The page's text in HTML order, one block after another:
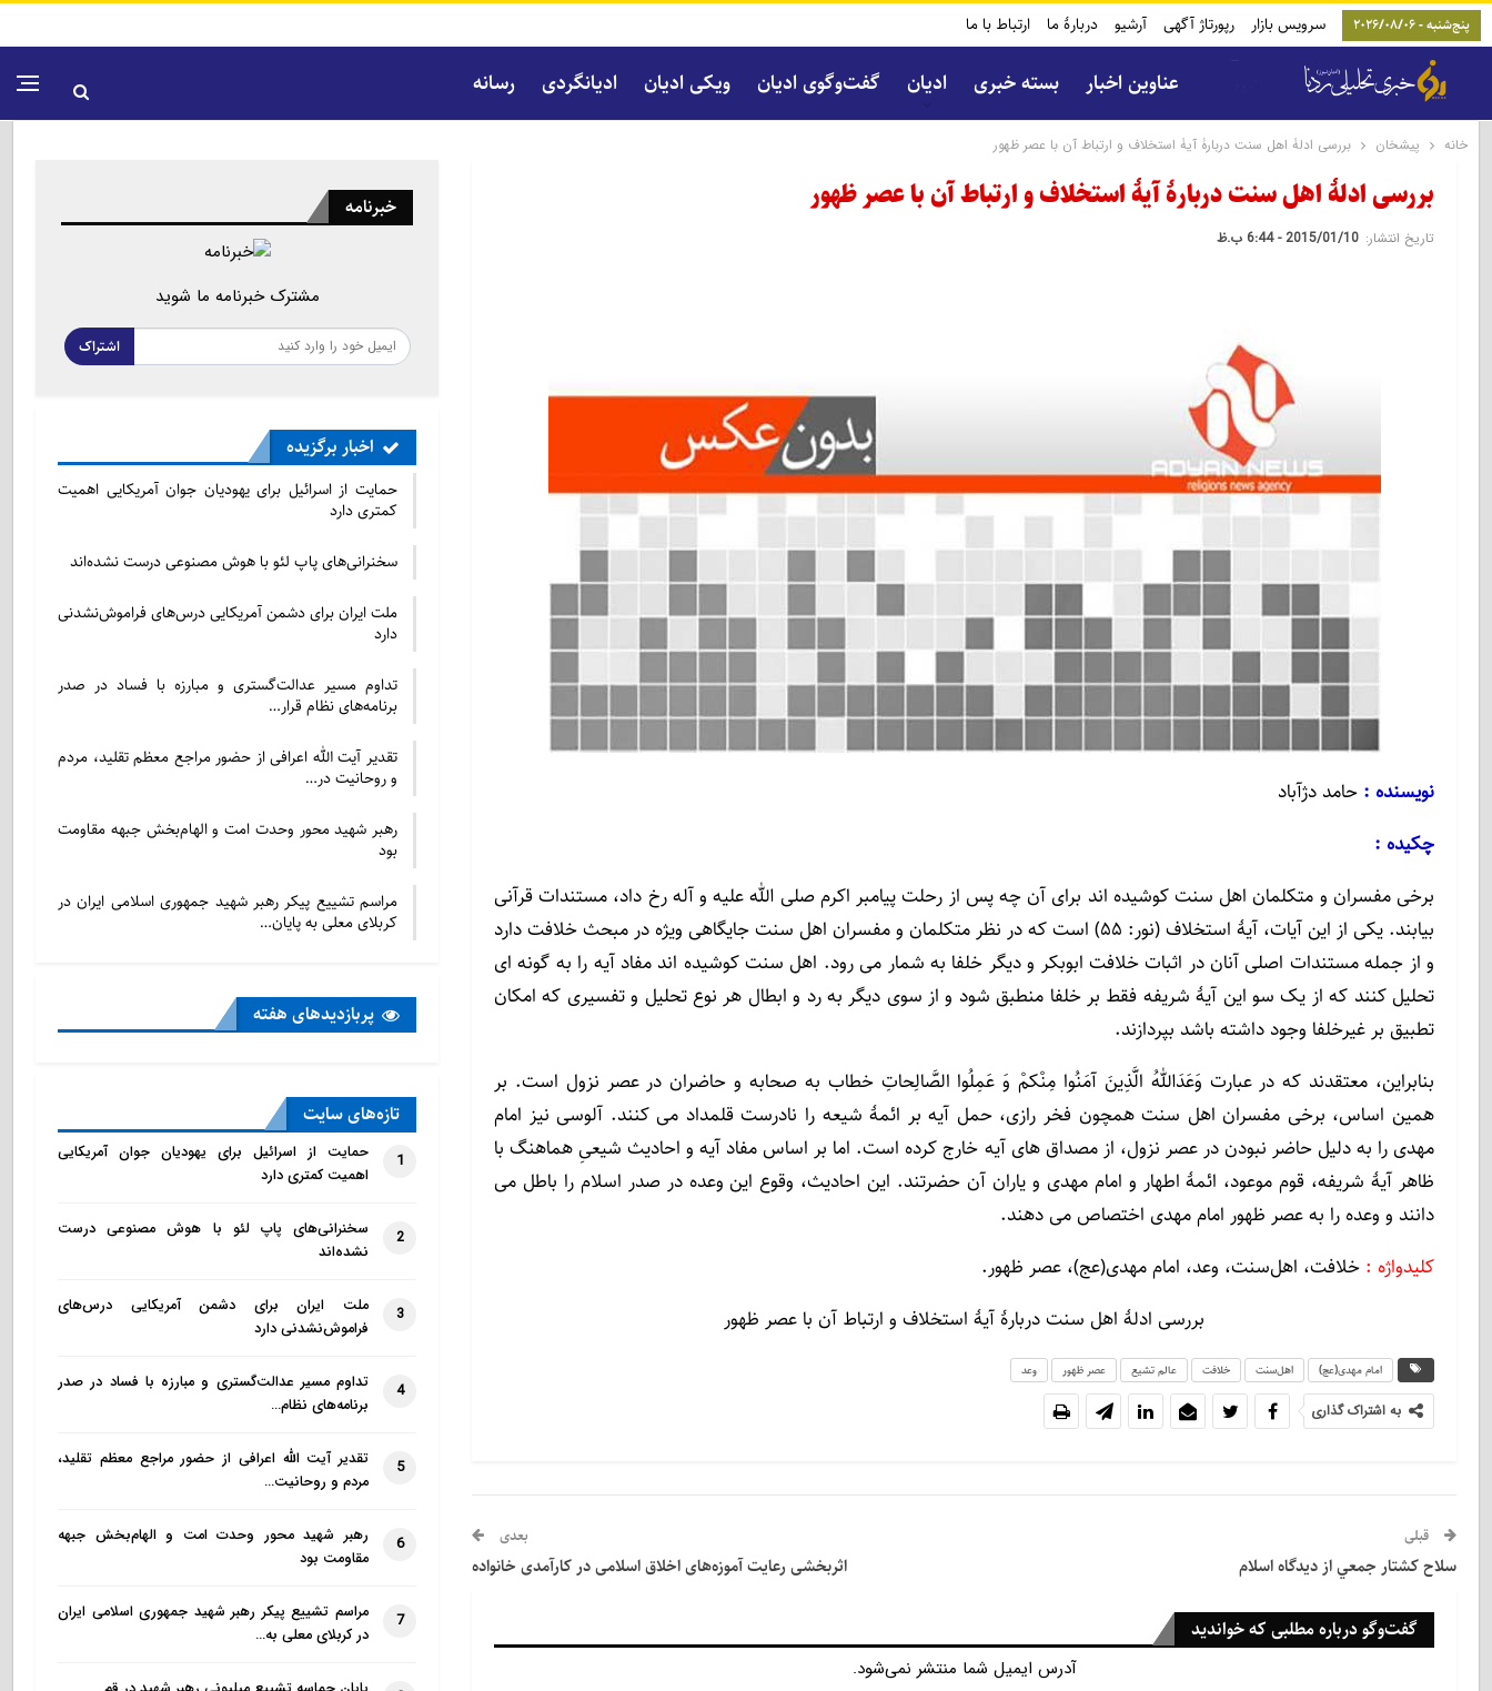
پنج‌شنبه - 2026/08/06 سرویس بازار رپورتاژ آگهی آرشیو دربارۀ ما ارتباط با ما
عناوین اخبار بسته خبری ادیان گفت‌و‌گوی ادیان ویکی ادیان ادیانگردی رسانه
خانه پیشخان بررسی ادلۀ اهل سنت دربارۀ آیۀ استخلاف و ارتباط آن با عصر ظهور
بررسی ادلۀ اهل سنت دربارۀ آیۀ استخلاف و ارتباط آن با عصر ظهور
تاریخ انتشار: 2015/01/10 - 6:44 ب.ظ
نویسنده : حامد دژآباد
چکیده :
برخی مفسران و متکلمان اهل سنت کوشیده اند برای آن چه پس از رحلت پیامبر اکرم صلی الله علیه و آله رخ داد، مستندات قرآنی
بیابند. یکی از این آیات، آیۀ استخلاف (نور: 55) است که در نظر متکلمان و مفسران اهل سنت جایگاهی ویژه در مبحث خلافت دارد
و از جمله مستندات اصلی آنان در اثبات خلافت ابوبکر و دیگر خلفا به شمار می رود. اهل سنت کوشیده اند مفاد آیه را به گونه ای
تحلیل کنند که از یک سو این آیۀ شریفه فقط بر خلفا منطبق شود و از سوی دیگر به رد و ابطال هر نوع تحلیل و تفسیری که امکان
تطبیق بر غیرخلفا وجود داشته باشد بپردازند.
بنابراین، معتقدند که در عبارت وَعَدَاللهُ الَّذِینَ آمَنُوا مِنْکمْ وَ عَمِلُوا الصَّالِحاتِ خطاب به صحابه و حاضران در عصر نزول است. بر
همین اساس، برخی مفسران اهل سنت همچون فخر رازی، حمل آیه بر ائمۀ شیعه را نادرست قلمداد می کنند. آلوسی نیز امام
مهدی را به دلیل حاضر نبودن در عصر نزول، از مصداق های آیه خارج کرده است. اما بر اساس مفاد آیه و احادیث شیعیِ هماهنگ با
ظاهر آیۀ شریفه، قوم موعود، ائمۀ اطهار و امام مهدی و یاران آن حضرتند. این احادیث، وقوع این وعده در صدر اسلام را باطل می
دانند و وعده را به عصر ظهور امام مهدی اختصاص می دهند.
کلیدواژه : خلافت، اهل‌سنت، وعد، امام مهدی(عج)، عصر ظهور.
بررسی ادلۀ اهل سنت دربارۀ آیۀ استخلاف و ارتباط آن با عصر ظهور
امام مهدی(عج) اهل‌سنت خلافت عالم تشیع عصر ظهور وعد
به اشتراک گذاری
قبلی
سلاح كشتار جمعي از ديدگاه اسلام
بعدی
اثربخشی رعايت آموزه‌های اخلاق اسلامی در كارآمدی خانواده
گفت‌وگو درباره مطلبی که خواندید
آدرس ایمیل شما منتشر نمی‌شود.
خبرنامه
مشترک خبرنامه ما شوید
اشتراک
اخبار برگزیده
حمایت از اسرائیل برای یهودیان جوان آمریکایی اهمیت
کمتری دارد
سخنرانی‌های پاپ لئو با هوش مصنوعی درست نشده‌اند
ملت ایران برای دشمن آمریکایی درس‌های فراموش‌نشدنی
دارد
تداوم مسیر عدالت‌گستری و مبارزه با فساد در صدر
برنامه‌های نظام قرار…
تقدیر آیت الله اعرافی از حضور مراجع معظم تقلید، مردم
و روحانیت در…
رهبر شهید محور وحدت امت و الهام‌بخش جبهه مقاومت
بود
مراسم تشییع پیکر رهبر شهید جمهوری اسلامی ایران در
کربلای معلی به پایان…
پربازدید‌های هفته
تازه‌‌های سایت
1
حمایت از اسرائیل برای یهودیان جوان آمریکایی
اهمیت کمتری دارد
2
سخنرانی‌های پاپ لئو با هوش مصنوعی درست
نشده‌اند
3
ملت ایران برای دشمن آمریکایی درس‌های
فراموش‌نشدنی دارد
4
تداوم مسیر عدالت‌گستری و مبارزه با فساد در صدر
برنامه‌های نظام…
5
تقدیر آیت الله اعرافی از حضور مراجع معظم تقلید،
مردم و روحانیت…
6
رهبر شهید محور وحدت امت و الهام‌بخش جبهه
مقاومت بود
7
مراسم تشییع پیکر رهبر شهید جمهوری اسلامی ایران
در کربلای معلی به…